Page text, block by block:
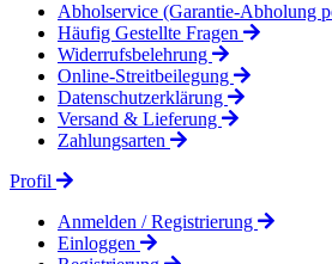
Abholservice (Garantie-Abholung
Häufig Gestellte Fragen
Widerrufsbelehrung
Online-Streitbeilegung
Datenschutzerklärung
Versand & Lieferung
Zahlungsarten
Profil
Anmelden / Registrierung
Einloggen